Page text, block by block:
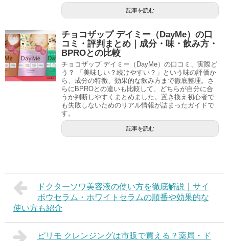
記事を読む
チョコザップ デイミー（DayMe）の口
コミ・評判まとめ｜成分・味・飲み方・
BPROとの比較
チョコザップ デイミー（DayMe）の口コミ、実際ど
う？ 「美味しい？続けやすい？」という味の評価か
ら、成分の特徴、効果的な飲み方まで徹底整理。さ
らにBPROとの違いも比較して、どちらが自分に合
うか判断しやすくまとめました。置き換え初心者で
も失敗しないためのリアル情報が詰まったガイドで
す。
記事を読む
ドクターソワ美容液の使い方を徹底解説｜サイ
ボウセラム・ホワイトセラムの順番や効果的な
使い方も紹介
ピリモ クレンジングは市販で買える？薬局・ド